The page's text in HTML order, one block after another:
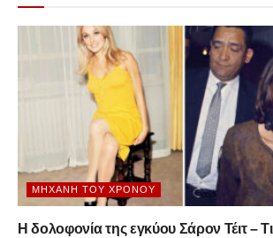
ΜΗΧΑΝΉ ΤΟΥ ΧΡΌΝΟΥ
Η δολοφονία της εγκύου Σάρον Τέιτ –